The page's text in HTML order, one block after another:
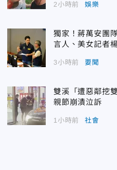
2小時前 娛樂
獨家！蔣萬安團
言人、美女記者
3小時前 要聞
雙溪「遭惡鄰挖
親節崩潰泣訴
1小時前 社會